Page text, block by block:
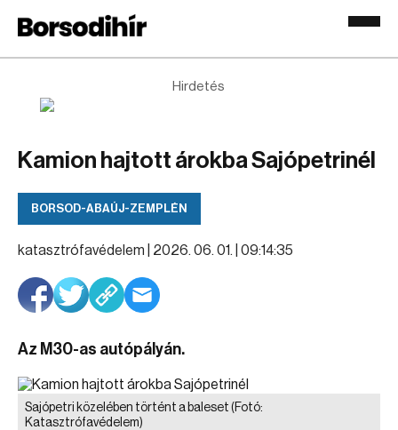
Hirdetés
Kamion hajtott árokba Sajópetrinél
BORSOD-ABAÚJ-ZEMPLÉN
katasztrófavédelem | 2026. 06. 01. | 09:14:35
Az M30-as autópályán.
Sajópetri közelében történt a baleset (Fotó:
Katasztrófavédelem)